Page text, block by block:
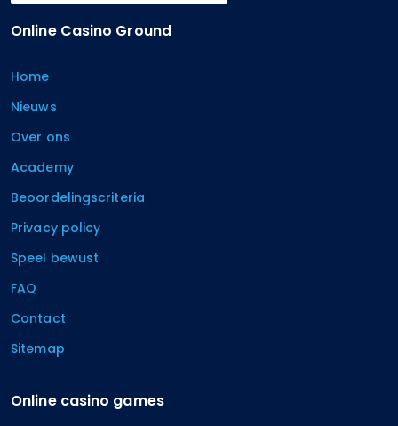
Online Casino Ground
Home
Nieuws
Over ons
Academy
Beoordelingscriteria
Privacy policy
Speel bewust
FAQ
Contact
Sitemap
Online casino games